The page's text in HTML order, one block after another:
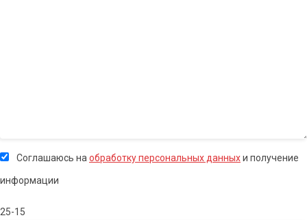
Соглашаюсь на обработку персональных данныхи получение
информации
25-15